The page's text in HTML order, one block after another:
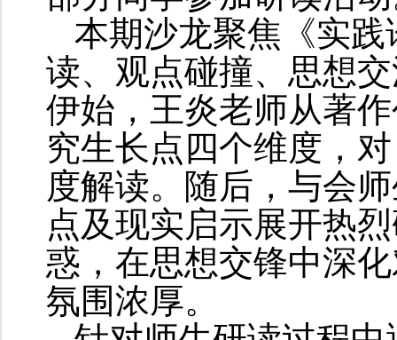
本期沙龙聚焦《实
读、观点碰撞、思想
伊始，王炎老师从著
究生长点四个维度，
度解读。随后，与会
点及现实启示展开热
惑，在思想交锋中深
氛围浓厚。